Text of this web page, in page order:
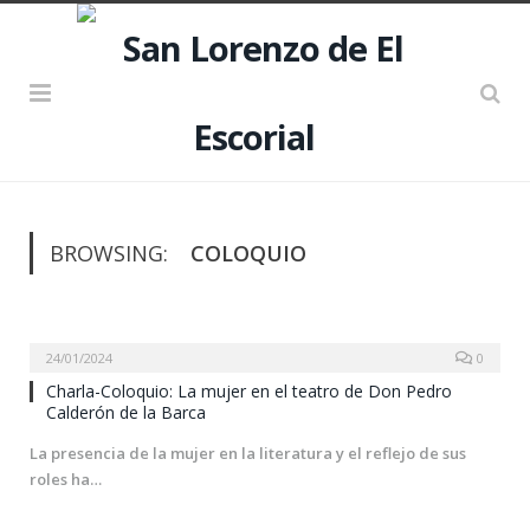
BROWSING: COLOQUIO
24/01/2024 0
Charla-Coloquio: La mujer en el teatro de Don Pedro
Calderón de la Barca
La presencia de la mujer en la literatura y el reflejo de sus
roles ha…